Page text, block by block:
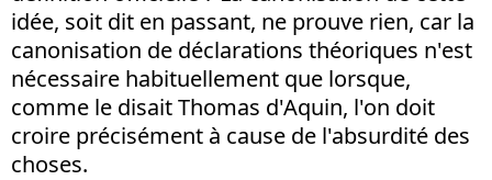
idée, soit dit en passant, ne prouve rien, car la
canonisation de déclarations théoriques n'est
nécessaire habituellement que lorsque,
comme le disait Thomas d'Aquin, l'on doit
croire précisément à cause de l'absurdité des
choses.